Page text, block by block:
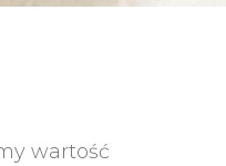
wartość